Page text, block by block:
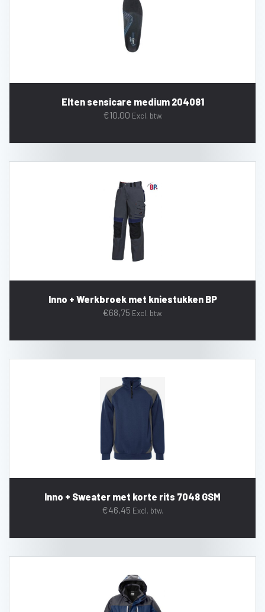
Elten sensicare medium 204081
€10,00 Excl. btw.
Inno + Werkbroek met kniestukken BP
€68,75 Excl. btw.
Inno + Sweater met korte rits 7048 GSM
€46,45 Excl. btw.